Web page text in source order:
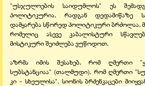
"უსჯულოების საიდუმლოს" ეს
პოლიტიკურია, რადგან დედამიწაზე
დამყარება სწორედ პოლიტიკური ბრძოლაა,
რომელიც ასევე კაბალისტური
მისტიკური შეიძლება ვუწოდოთ.
აზრმა იმის შესახებ, რომ ღმერთი
სუბსტანციაა" (თალმუდი), რომ ღმერთი
კი - სხეულისა", სიონის ბრძენკაცები